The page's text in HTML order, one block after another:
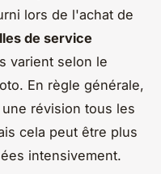
lors de l'achat de
de service
varient selon le
En règle générale,
révision tous les
cela peut être plus
intensivement.